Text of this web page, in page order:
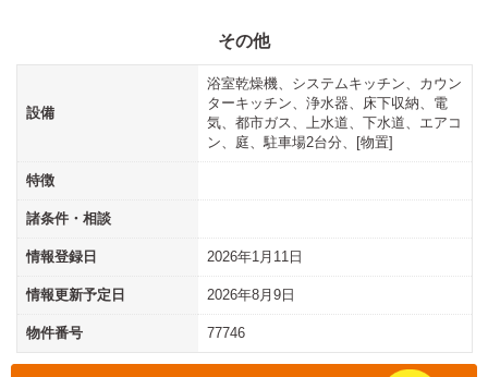
その他
設備
浴室乾燥機、システムキッチン、カウン
ターキッチン、浄水器、床下収納、電
気、都市ガス、上水道、下水道、エアコ
ン、庭、駐車場2台分、[物置]
特徴
諸条件・相談
情報登録日 2026年1月11日
情報更新予定日 2026年8月9日
物件番号 77746